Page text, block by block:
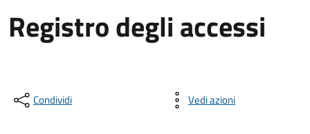
Registro degli accessi
Condividi Vedi azioni